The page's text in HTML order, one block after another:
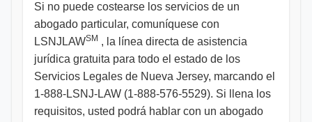
Si no puede costearse los servicios de un
abogado particular, comuníquese con
LSNJLAWSM , la línea directa de asistencia
jurídica gratuita para todo el estado de los
Servicios Legales de Nueva Jersey, marcando el
1-888-LSNJ-LAW (1-888-576-5529). Si llena los
requisitos, usted podrá hablar con un abogado